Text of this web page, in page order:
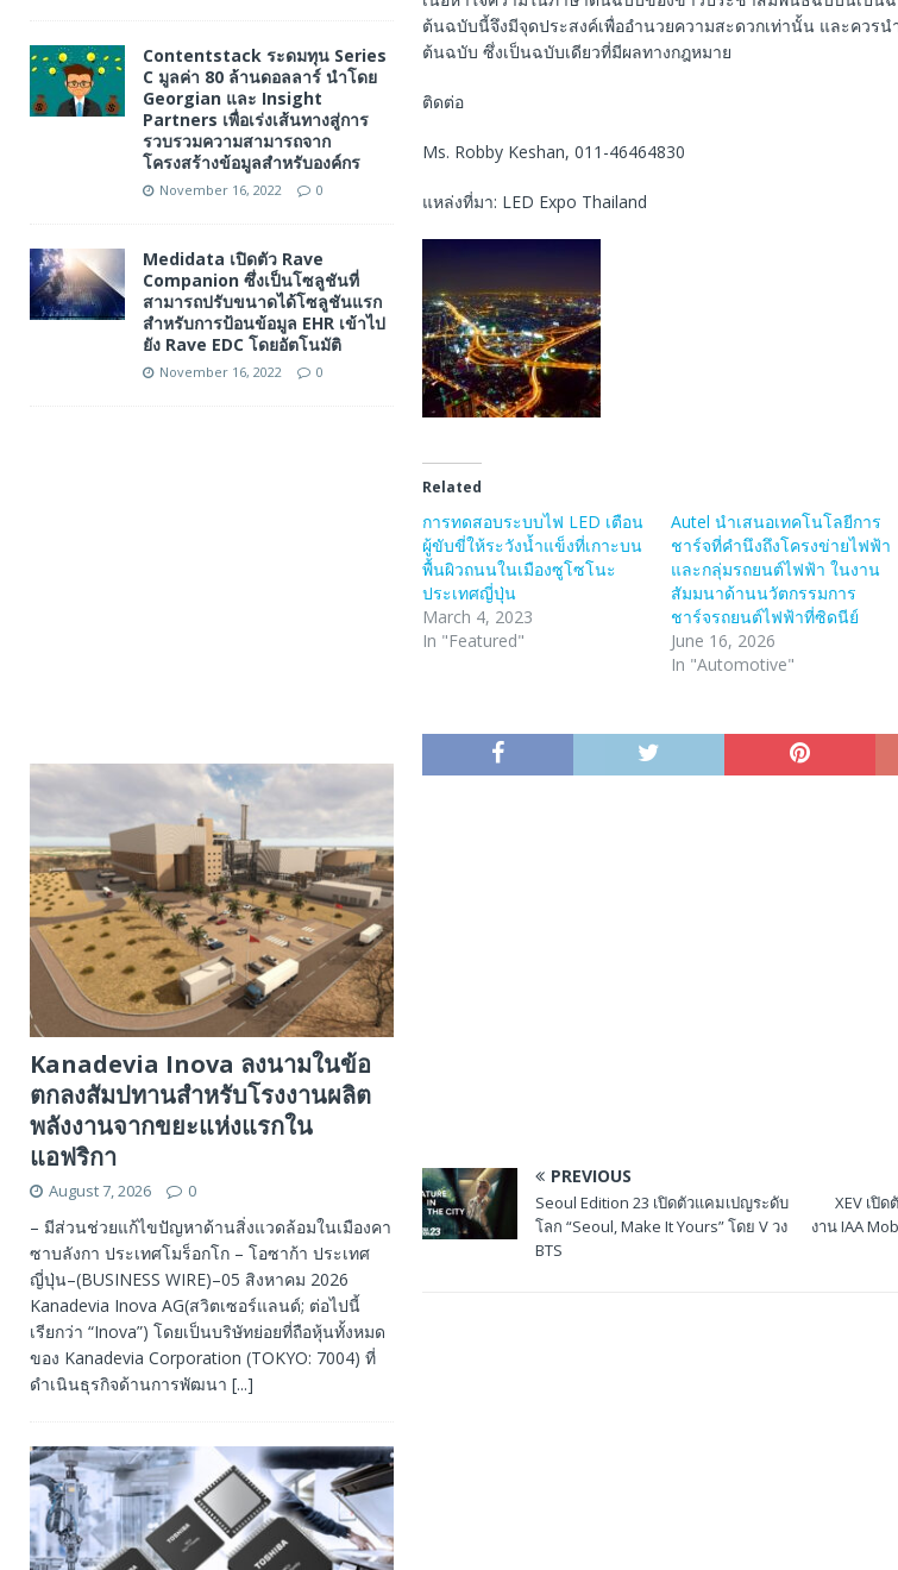
ต้นฉบับนี้จึงมีจุดประสงค์เพื่ออำนวยความสะดวกเท่านั้น และควรน
ต้นฉบับ ซึ่งเป็นฉบับเดียวที่มีผลทางกฎหมาย
ติดต่อ
Ms. Robby Keshan, 011-46464830
แหล่งที่มา: LED Expo Thailand
Related
การทดสอบระบบไฟ LED เตือน
ผู้ขับขี่ให้ระวังน้ำแข็งที่เกาะบน
พื้นผิวถนนในเมืองซูโซโนะ
ประเทศญี่ปุ่น
March 4, 2023
In "Featured"
Autel นำเสนอเทคโนโลยีการ
ชาร์จที่คำนึงถึงโครงข่ายไฟฟ้า
และกลุ่มรถยนต์ไฟฟ้า ในงาน
สัมมนาด้านนวัตกรรมการ
ชาร์จรถยนต์ไฟฟ้าที่ซิดนีย์
June 16, 2026
In "Automotive"
PREVIOUS
Seoul Edition 23 เปิดตัวแคมเปญระดับ
โลก “Seoul, Make It Yours” โดย V วง
BTS
XEV เปิ
งาน IAA
Contentstack ระดมทุน Series
C มูลค่า 80 ล้านดอลลาร์ นำโดย
Georgian และ Insight
Partners เพื่อเร่งเส้นทางสู่การ
รวบรวมความสามารถจาก
โครงสร้างข้อมูลสำหรับองค์กร
November 16, 2022 0
Medidata เปิดตัว Rave
Companion ซึ่งเป็นโซลูชันที่
สามารถปรับขนาดได้โซลูชันแรก
สำหรับการป้อนข้อมูล EHR เข้าไป
ยัง Rave EDC โดยอัตโนมัติ
November 16, 2022 0
Kanadevia Inova ลงนามในข้อ
ตกลงสัมปทานสำหรับโรงงานผลิต
พลังงานจากขยะแห่งแรกใน
แอฟริกา
August 7, 2026 0
– มีส่วนช่วยแก้ไขปัญหาด้านสิ่งแวดล้อมในเมืองคา
ซาบลังกา ประเทศโมร็อกโก – โอซาก้า ประเทศ
ญี่ปุ่น–(BUSINESS WIRE)–05 สิงหาคม 2026
Kanadevia Inova AG(สวิตเซอร์แลนด์; ต่อไปนี้
เรียกว่า “Inova”) โดยเป็นบริษัทย่อยที่ถือหุ้นทั้งหมด
ของ Kanadevia Corporation (TOKYO: 7004) ที่
ดำเนินธุรกิจด้านการพัฒนา [...]